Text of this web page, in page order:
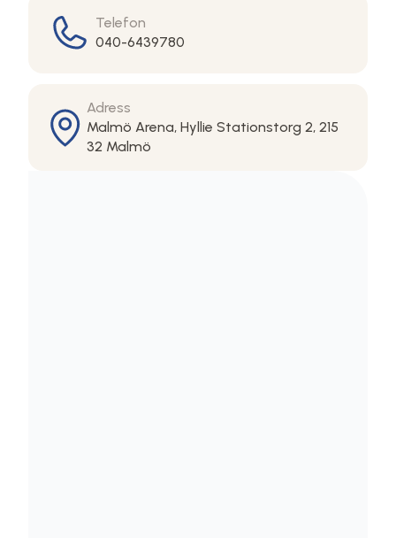
Telefon
040-6439780
Adress
Malmö Arena, Hyllie Stationstorg 2, 215
32 Malmö